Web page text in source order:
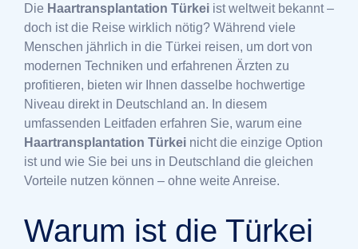
Die Haartransplantation Türkei ist weltweit bekannt –
doch ist die Reise wirklich nötig? Während viele
Menschen jährlich in die Türkei reisen, um dort von
modernen Techniken und erfahrenen Ärzten zu
profitieren, bieten wir Ihnen dasselbe hochwertige
Niveau direkt in Deutschland an. In diesem
umfassenden Leitfaden erfahren Sie, warum eine
Haartransplantation Türkei nicht die einzige Option
ist und wie Sie bei uns in Deutschland die gleichen
Vorteile nutzen können – ohne weite Anreise.
Warum ist die Türkei